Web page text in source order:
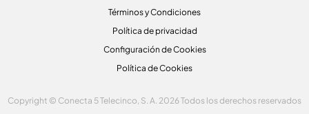
Términos y Condiciones
Política de privacidad
Configuración de Cookies
Política de Cookies
Copyright © Conecta 5 Telecinco, S. A. 2026 Todos los derechos reservados